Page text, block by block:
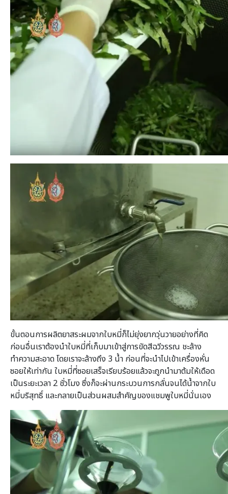
ขั้นตอนการผลิตยาสระผมจากใบหมี่ก็ไม่ยุ่งยากวุ่นวายอย่างที่คิด
ก่อนอื่นเราต้องนำใบหมี่ที่เก็บมาเข้าสู่การขัดสีฉวีวรรณ ชะล้าง
ทำความสะอาด โดยเราจะล้างถึง 3 น้ำ ก่อนที่จะนำไปเข้าเครื่องหั่น
ซอยให้เท่ากัน ใบหมี่ที่ซอยเสร็จเรียบร้อยแล้วจะถูกนำมาต้มให้เดือด
เป็นระยะเวลา 2 ชั่วโมง ซึ่งก็จะผ่านกระบวนการกลั่นจนได้น้ำจากใบ
หมี่บริสุทธิ์ และกลายเป็นส่วนผสมสำคัญของแชมพูใบหมี่นั่นเอง